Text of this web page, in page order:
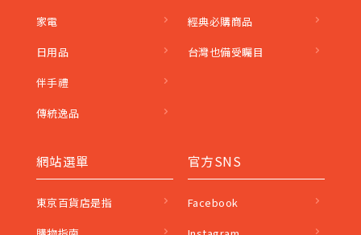
家電
日用品
伴手禮
傳統逸品
經典必購商品
台灣也備受矚目
網站選單
東京百貨店是指
官方SNS
Facebook